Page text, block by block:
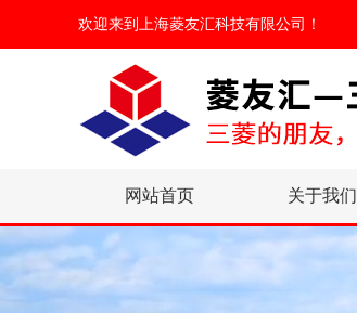
欢迎来到 上海菱友汇科技有限公司 ！
网站首页 关于我们